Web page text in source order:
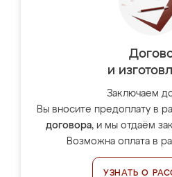
и
Заключаем
Вы вносите предоплату в
договора, и мы отдаём
Возможна оплата в
УЗНАТЬ О